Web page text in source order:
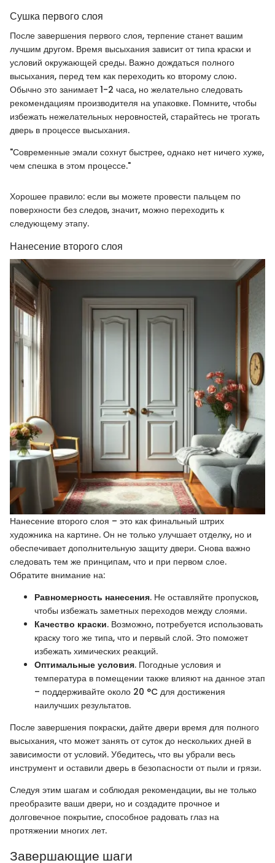
Сушка первого слоя
После завершения первого слоя, терпение станет вашим
лучшим другом. Время высыхания зависит от типа краски и
условий окружающей среды. Важно дождаться полного
высыхания, перед тем как переходить ко второму слою.
Обычно это занимает 1-2 часа, но желательно следовать
рекомендациям производителя на упаковке. Помните, чтобы
избежать нежелательных неровностей, старайтесь не трогать
дверь в процессе высыхания.
"Современные эмали сохнут быстрее, однако нет ничего хуже,
чем спешка в этом процессе."
Хорошее правило: если вы можете провести пальцем по
поверхности без следов, значит, можно переходить к
следующему этапу.
Нанесение второго слоя
Нанесение второго слоя – это как финальный штрих
художника на картине. Он не только улучшает отделку, но и
обеспечивает дополнительную защиту двери. Снова важно
следовать тем же принципам, что и при первом слое.
Обратите внимание на:
Равномерность нанесения. Не оставляйте пропусков,
чтобы избежать заметных переходов между слоями.
Качество краски. Возможно, потребуется использовать
краску того же типа, что и первый слой. Это поможет
избежать химических реакций.
Оптимальные условия. Погодные условия и
температура в помещении также влияют на данное этап
– поддерживайте около 20 °C для достижения
наилучших результатов.
После завершения покраски, дайте двери время для полного
высыхания, что может занять от суток до нескольких дней в
зависимости от условий. Убедитесь, что вы убрали весь
инструмент и оставили дверь в безопасности от пыли и грязи.
Следуя этим шагам и соблюдая рекомендации, вы не только
преобразите ваши двери, но и создадите прочное и
долговечное покрытие, способное радовать глаз на
протяжении многих лет.
Завершающие шаги